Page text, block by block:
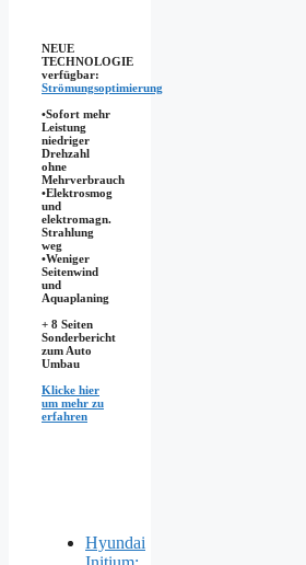
NEUE
TECHNOLOGIE
verfügbar:
Strömungsoptimierung
•Sofort mehr
Leistung
niedriger
Drehzahl
ohne
Mehrverbrauch
•Elektrosmog
und
elektromagn.
Strahlung
weg
•​Weniger
Seitenwind
und
Aquaplaning
+ 8 Seiten
Sonderbericht
zum Auto
Umbau
Klicke hier
um mehr zu
erfahren
Hyundai